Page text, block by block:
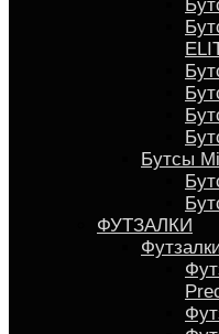
Бутсы
ФУТЗАЛКИ